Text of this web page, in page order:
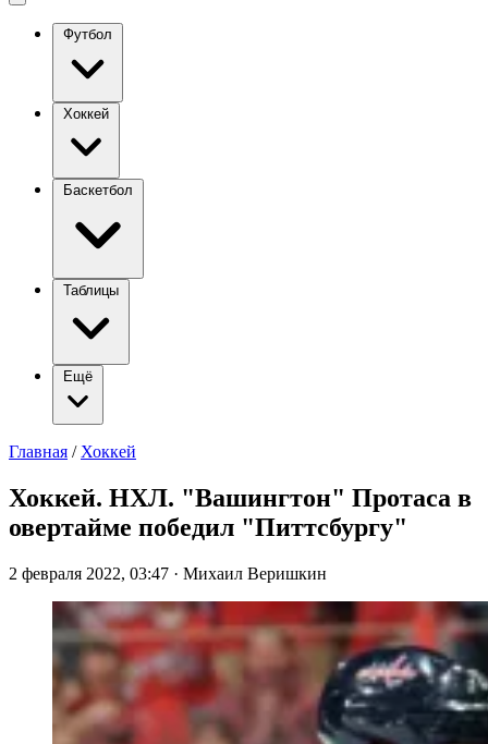
Футбол
Хоккей
Баскетбол
Таблицы
Ещё
Главная / Хоккей
Хоккей. НХЛ. "Вашингтон" Протаса в
овертайме победил "Питтсбургу"
2 февраля 2022, 03:47 · Михаил Веришкин